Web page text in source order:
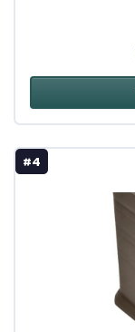
#4